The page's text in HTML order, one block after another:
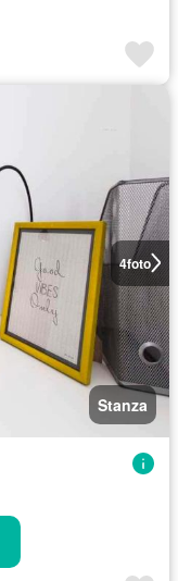
4foto
Stanza